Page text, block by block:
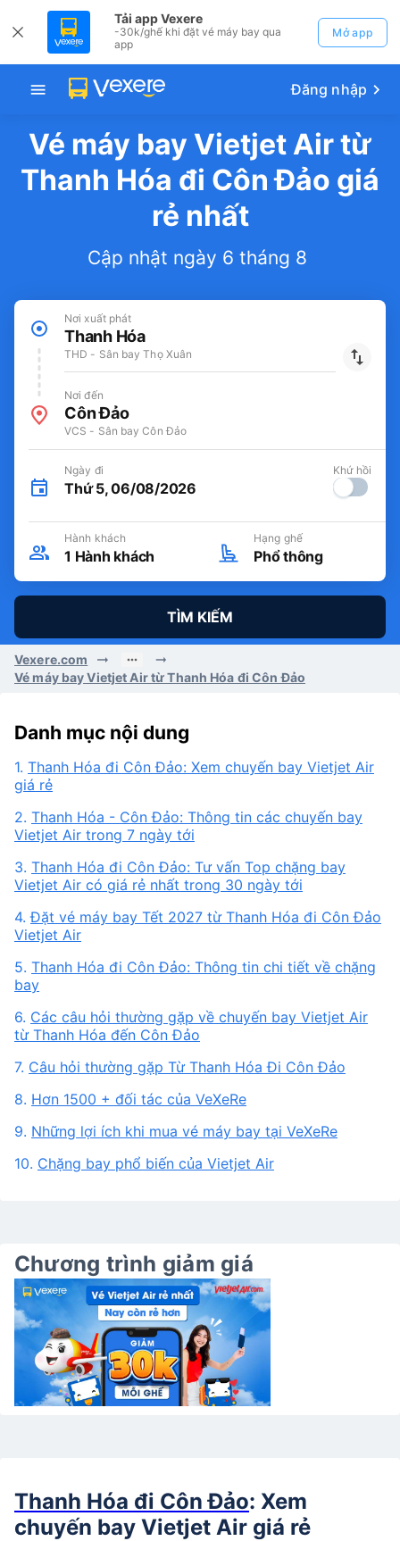
Tải app Vexere
-30k/ghế khi đặt vé máy bay qua
app
Mở app
Đăng nhập
Vé máy bay Vietjet Air từ
Thanh Hóa đi Côn Đảo giá
rẻ nhất
Cập nhật ngày 6 tháng 8
Nơi xuất phát
Thanh Hóa
THD - Sân bay Thọ Xuân
Nơi đến
Côn Đảo
VCS - Sân bay Côn Đảo
Ngày đi
Thứ 5, 06/08/2026
Khứ hồi
Hành khách
1 Hành khách
Hạng ghế
Phổ thông
TÌM KIẾM
Vexere.com
Vé máy bay Vietjet Air từ Thanh Hóa đi Côn Đảo
Danh mục nội dung
1. Thanh Hóa đi Côn Đảo: Xem chuyến bay Vietjet Air
giá rẻ
2. Thanh Hóa - Côn Đảo: Thông tin các chuyến bay
Vietjet Air trong 7 ngày tới
3. Thanh Hóa đi Côn Đảo: Tư vấn Top chặng bay
Vietjet Air có giá rẻ nhất trong 30 ngày tới
4.Đặt vé máy bay Tết 2027 từ Thanh Hóa đi Côn Đảo
Vietjet Air
5. Thanh Hóa đi Côn Đảo: Thông tin chi tiết về chặng
bay
6. Các câu hỏi thường gặp về chuyến bay Vietjet Air
từ Thanh Hóa đến Côn Đảo
7. Câu hỏi thường gặp Từ Thanh Hóa Đi Côn Đảo
8. Hơn 1500 + đối tác của VeXeRe
9. Những lợi ích khi mua vé máy bay tại VeXeRe
10. Chặng bay phổ biến của Vietjet Air
Chương trình giảm giá
Thanh Hóa đi Côn Đảo: Xem
chuyến bay Vietjet Air giá rẻ